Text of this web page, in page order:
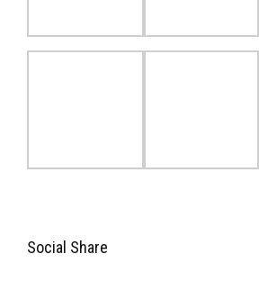
Social Share